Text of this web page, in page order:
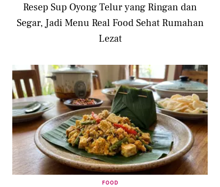
Resep Sup Oyong Telur yang Ringan dan
Segar, Jadi Menu Real Food Sehat Rumahan
Lezat
FOOD